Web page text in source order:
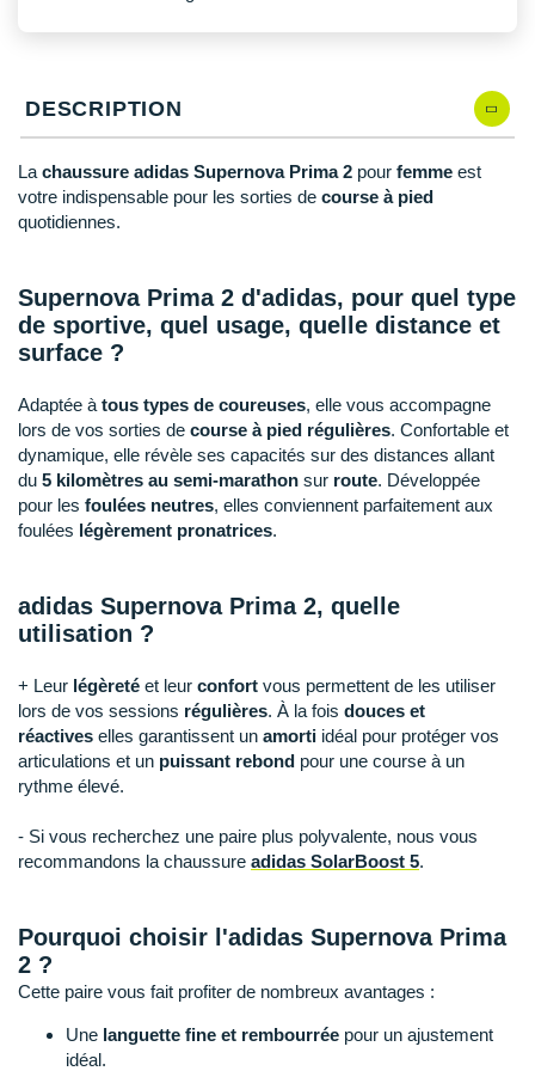
DESCRIPTION
La chaussure adidas Supernova Prima 2 pour femme est
votre indispensable pour les sorties de course à pied
quotidiennes.
Supernova Prima 2 d'adidas, pour quel type
de sportive, quel usage, quelle distance et
surface ?
Adaptée à tous types de coureuses, elle vous accompagne
lors de vos sorties de course à pied régulières. Confortable et
dynamique, elle révèle ses capacités sur des distances allant
du 5 kilomètres au semi-marathon sur route. Développée
pour les foulées neutres, elles conviennent parfaitement aux
foulées légèrement pronatrices.
adidas Supernova Prima 2, quelle
utilisation ?
+ Leur légèreté et leur confort vous permettent de les utiliser
lors de vos sessions régulières. À la fois douces et
réactives elles garantissent un amorti idéal pour protéger vos
articulations et un puissant rebond pour une course à un
rythme élevé.
- Si vous recherchez une paire plus polyvalente, nous vous
recommandons la chaussure adidas SolarBoost 5.
Pourquoi choisir l'adidas Supernova Prima
2 ?
Cette paire vous fait profiter de nombreux avantages :
Une languette fine et rembourrée pour un ajustement
idéal.
NNormal
On-Running
OVERSTIMS
Patagonia
Petzl
Polar
Puma
Raidlight
Salomon
Saucony
Saxx
Scarpa
Scott
Sidas
Smoon
Speedo